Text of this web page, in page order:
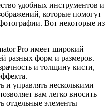
удобных инструментов и
которые помогут
Вот некоторые из
Pro имеет широкий
разных форм и размеров.
и толщину кисти,
и управлять несколькими
вам легко вносить
отдельные элементы